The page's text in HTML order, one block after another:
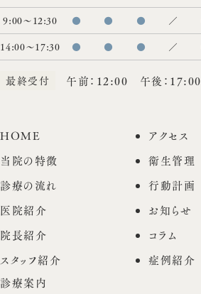
9:00〜12:30
● ● ● ／
14:00〜17:30
● ● ● ／
最終受付 午前：12:00 午後：17:00
HOME
当院の特徴
診療の流れ
医院紹介
院長紹介
スタッフ紹介
アクセス
衛生管理
行動計画
お知らせ
コラム
症例紹介
診療案内